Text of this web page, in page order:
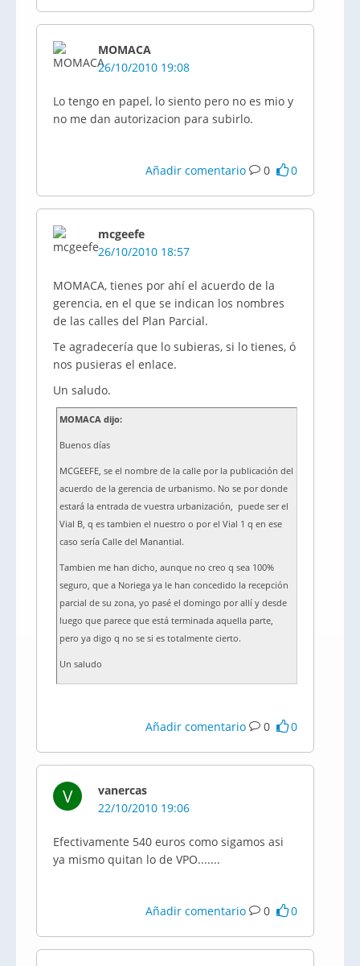
MOMACA
26/10/2010 19:08
Lo tengo en papel, lo siento pero no es mio y
no me dan autorizacion para subirlo.
Añadir comentario 0 0
mcgeefe
26/10/2010 18:57
MOMACA, tienes por ahí el acuerdo de la
gerencia, en el que se indican los nombres
de las calles del Plan Parcial.
Te agradecería que lo subieras, si lo tienes, ó
nos pusieras el enlace.
Un saludo.
MOMACA dijo:
Buenos días
MCGEEFE, se el nombre de la calle por la publicación del
acuerdo de la gerencia de urbanismo. No se por donde
estará la entrada de vuestra urbanización, puede ser el
Vial B, q es tambien el nuestro o por el Vial 1 q en ese
caso sería Calle del Manantial.
Tambien me han dicho, aunque no creo q sea 100%
seguro, que a Noriega ya le han concedido la recepción
parcial de su zona, yo pasé el domingo por allí y desde
luego que parece que está terminada aquella parte,
pero ya digo q no se si es totalmente cierto.
Un saludo
Añadir comentario 0 0
V
vanercas
22/10/2010 19:06
Efectivamente 540 euros como sigamos asi
ya mismo quitan lo de VPO.......
Añadir comentario 0 0